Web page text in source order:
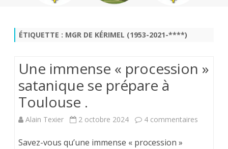
ÉTIQUETTE : MGR DE KÉRIMEL (1953-2021-****)
Une immense « procession »
satanique se prépare à
Toulouse .
Alain Texier 2 octobre 2024 4 commentaires
Savez-vous qu’une immense « procession »